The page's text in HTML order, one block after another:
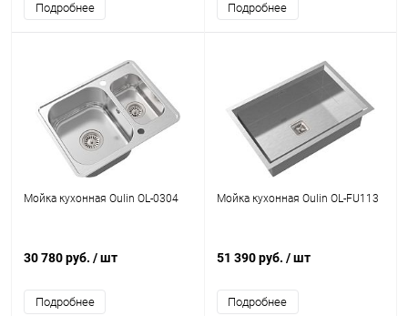
Подробнее Подробнее
Мойка кухонная Oulin OL-0304
30 780 руб. / шт
Подробнее
Мойка кухонная Oulin OL-FU113
51 390 руб. / шт
Подробнее